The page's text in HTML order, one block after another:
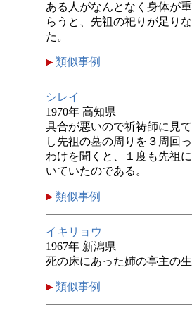
ある人がなんとなく身体が
らうと、先祖の祀りが足り
た。
類似事例
シレイ
1970年 高知県
具合が悪いので祈祷師に見
し先祖の墓の周りを３周回
わけを聞くと、１度も先祖
いていたのである。
類似事例
イキリョウ
1967年 新潟県
死の床にあった姉の亭主の
類似事例